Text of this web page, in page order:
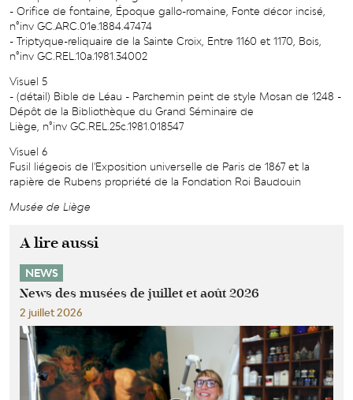
- Orifice de fontaine, Époque gallo-romaine, Fonte décor incisé,
n°inv GC.ARC.01e.1884.47474
- Triptyque-reliquaire de la Sainte Croix, Entre 1160 et 1170, Bois,
n°inv GC.REL.10a.1981.34002
Visuel 5
- (détail) Bible de Léau - Parchemin peint de style Mosan de 1248 -
Dépôt de la Bibliothèque du Grand Séminaire de
Liège, n°inv GC.REL.25c.1981.018547
Visuel 6
Fusil liégeois de l'Exposition universelle de Paris de 1867 et la
rapière de Rubens propriété de la Fondation Roi Baudouin
Musée de Liège
A lire aussi
NEWS
News des musées de juillet et août 2026
2 juillet 2026